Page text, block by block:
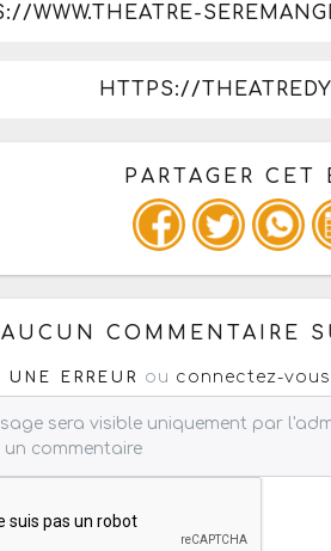
WWW.THEATRE-
HTTPS://
PARTAGER CET
les infos ci-dessous pour
AUCUN COMMENTAIRE
UNE ERREUR ou connectez-vous